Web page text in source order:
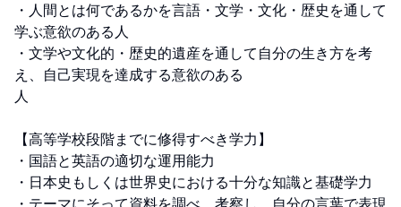
・人間とは何であるかを言語・文学・文化・歴史を通して
学ぶ意欲のある人
・文学や文化的・歴史的遺産を通して自分の生き方を考
え、自己実現を達成する意欲のある
人
【高等学校段階までに修得すべき学力】
・国語と英語の適切な運用能力
・日本史もしくは世界史における十分な知識と基礎学力
・テーマにそって資料を調べ、考察し、自分の言葉で表現